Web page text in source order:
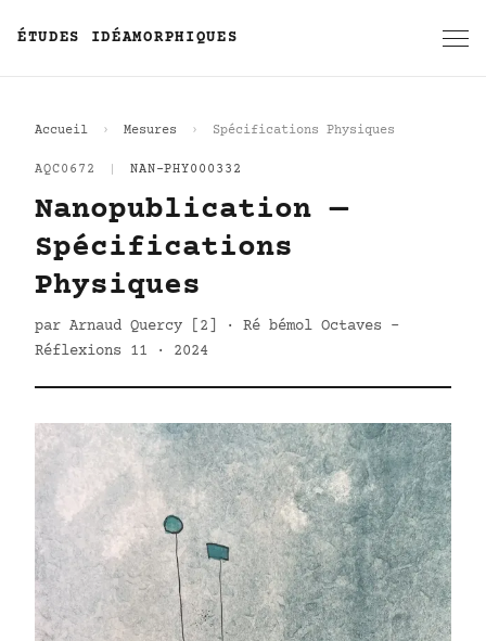
ÉTUDES IDÉAMORPHIQUES
Accueil Mesures Spécifications Physiques
AQC0672 NAN-PHY000332
Nanopublication —
Spécifications
Physiques
par Arnaud Quercy [2] · Ré bémol Octaves -
Réflexions 11 · 2024